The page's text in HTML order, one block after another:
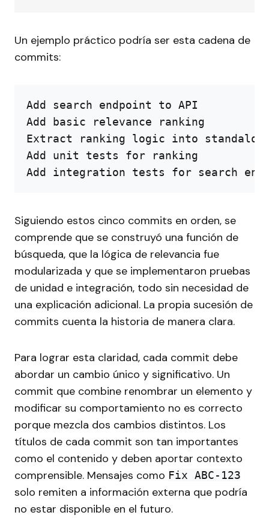
Un ejemplo práctico podría ser esta cadena de
commits:
Add search endpoint to API
Add basic relevance ranking
Extract ranking logic into standalone
Add unit tests for ranking
Add integration tests for search
Siguiendo estos cinco commits en orden, se
comprende que se construyó una función de
búsqueda, que la lógica de relevancia fue
modularizada y que se implementaron pruebas
de unidad e integración, todo sin necesidad de
una explicación adicional. La propia sucesión de
commits cuenta la historia de manera clara.
Para lograr esta claridad, cada commit debe
abordar un cambio único y significativo. Un
commit que combine renombrar un elemento y
modificar su comportamiento no es correcto
porque mezcla dos cambios distintos. Los
títulos de cada commit son tan importantes
como el contenido y deben aportar contexto
comprensible. Mensajes como Fix ABC-123
solo remiten a información externa que podría
no estar disponible en el futuro.